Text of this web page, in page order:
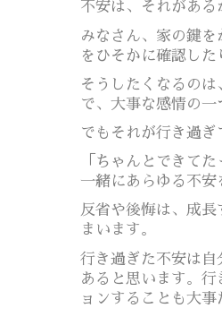
不安は、それがある
みなさん、家の鍵
をひそかに確認した
そうしたくなるの
で、大事な感情の一
でもそれが行き過ぎ
「ちゃんとできて
一緒にあらゆる不
反省や後悔は、成
まいます。
行き過ぎた不安は
あると思います。
ョンすることも大事